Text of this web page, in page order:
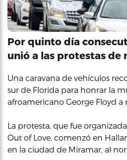
Por quinto día
unió a las protestas de
Una caravana de vehículos
sur de Florida para honrar la
afroamericano George Floyd a
La protesta, que fue
Out of Love, comenzó en
en la ciudad de Miramar, al